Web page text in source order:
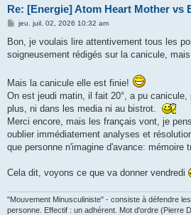
Re: [Energie] Atom Heart Mother vs
M
s
a
jeu. juil. 02, 2026 10:32 am
Bon, je voulais lire attentivement tous les
soigneusement rédigés sur la canicule,
Mais la canicule elle est finie!
On est jeudi matin, il fait 20°, a pu canicule,
plus, ni dans les media ni au bistrot.
Merci encore, mais les français vont, je
oublier immédiatement analyses et
que personne n'imagine d'avance: mémoire
Cela dit, voyons ce que va donner vendredi
"Mouvement Minusculiniste" - consiste à défendre
personne. Effectif : un adhérent. Mot d'ordre (Pierre